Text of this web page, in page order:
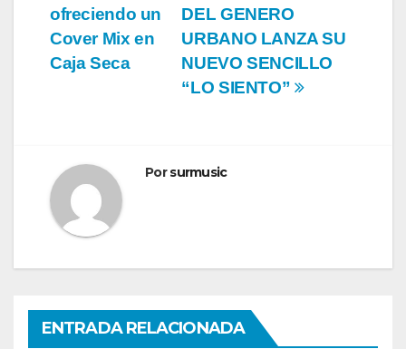
DEL GENERO
URBANO LANZA SU
NUEVO SENCILLO
“LO SIENTO”
ofreciendo un
Cover Mix en
Caja Seca
Porsurmusic
ENTRADA RELACIONADA